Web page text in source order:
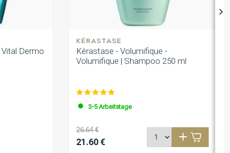
Dermo
KÉRASTASE
Kérastase - Volumifique -
Volumifique | Shampoo 250 ml
3-5 Arbeitstage
26.64 €
21.60 €